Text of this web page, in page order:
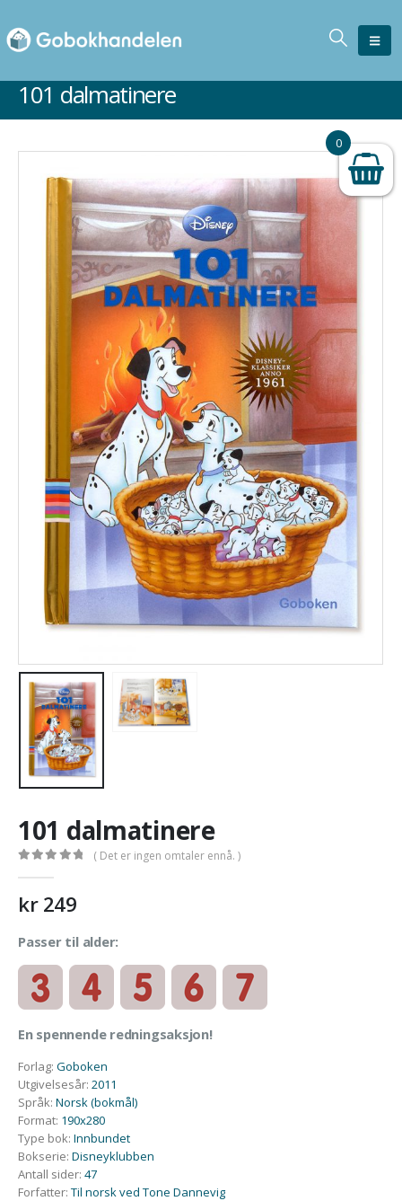
101 dalmatinere
101 dalmatinere
( Det er ingen omtaler ennå. )
kr249
Passer til alder:
En spennende redningsaksjon!
Forlag: Goboken
Utgivelsesår: 2011
Språk: Norsk (bokmål)
Format: 190x280
Type bok: Innbundet
Bokserie: Disneyklubben
Antall sider: 47
Forfatter: Til norsk ved Tone Dannevig
0